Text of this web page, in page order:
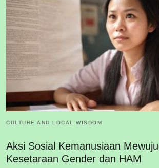
CULTURE AND LOCAL WISDOM
Aksi Sosial Kemanusiaan
Kesetaraan Gender dan HAM